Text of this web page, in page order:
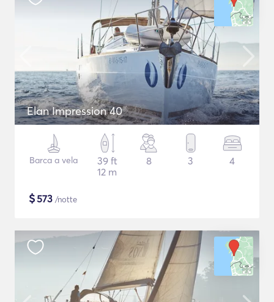
Elan Impression 40
Barca a vela
39 ft
12 m
8 3 4
$573 /notte